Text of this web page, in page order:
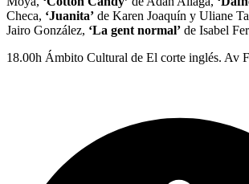
Checa, ‘Juanita’ de Karen Joaquín y Uliane
Jairo González, ‘La gent normal’ de Isabel
18.00h Ámbito Cultural de El corte inglés. Av